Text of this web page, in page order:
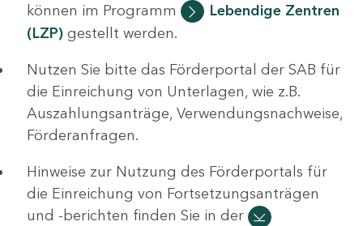
können im Programm
Lebendige Zentren
(LZP) gestellt werden.
Nutzen Sie bitte das Förderportal der SAB für
die Einreichung von Unterlagen, wie z.B.
Auszahlungsanträge, Verwendungsnachweise,
Förderanfragen.
Hinweise zur Nutzung des Förderportals für
die Einreichung von Fortsetzungsanträgen
und -berichten finden Sie in der